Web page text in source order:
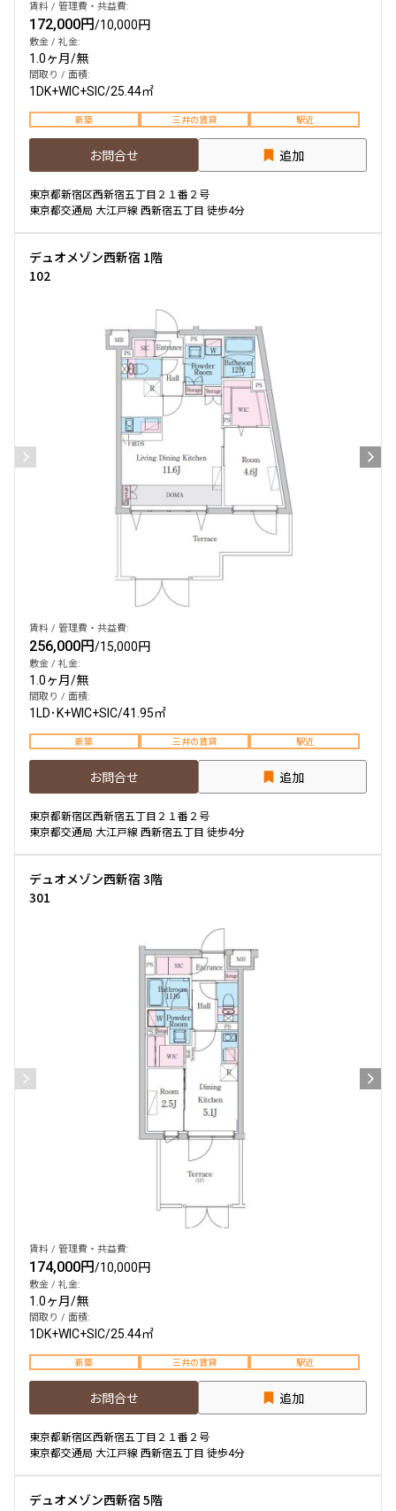
当社限定物件
専任物件
三井の賃貸物件
申込無し物件のみ表示
ペット可・相談
楽器可・相談
より詳細な絞り込み
設定する
検索対象お部屋数
271件
お部屋を再検索
賃料 / 管理費・共益費:
172,000円/10,000円
敷金 / 礼金:
1.0ヶ月/無
間取り / 面積:
1DK+WIC+SIC/25.44㎡
新築 三井の賃貸 駅近
お問合せ 追加
東京都新宿区西新宿五丁目２１番２号
東京都交通局 大江戸線 西新宿五丁目 徒歩4分
デュオメゾン西新宿 1階
102
賃料 / 管理費・共益費:
256,000円/15,000円
敷金 / 礼金:
1.0ヶ月/無
間取り / 面積:
1LD･K+WIC+SIC/41.95㎡
新築 三井の賃貸 駅近
お問合せ 追加
東京都新宿区西新宿五丁目２１番２号
東京都交通局 大江戸線 西新宿五丁目 徒歩4分
デュオメゾン西新宿 3階
301
賃料 / 管理費・共益費:
174,000円/10,000円
敷金 / 礼金:
1.0ヶ月/無
間取り / 面積:
1DK+WIC+SIC/25.44㎡
新築 三井の賃貸 駅近
お問合せ 追加
東京都新宿区西新宿五丁目２１番２号
東京都交通局 大江戸線 西新宿五丁目 徒歩4分
デュオメゾン西新宿 5階